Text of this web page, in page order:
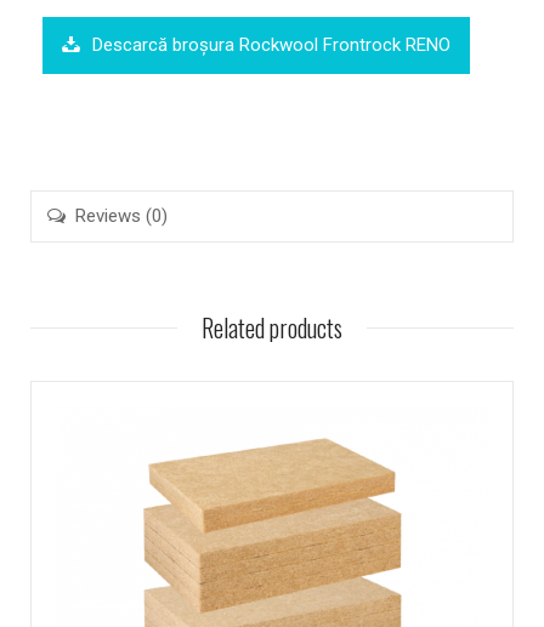
Descarcă broșura Rockwool Frontrock RENO
Reviews (0)
Related products